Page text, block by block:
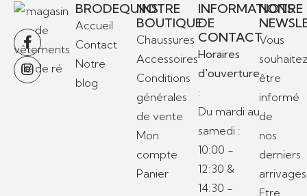
BRODEQUINS
Accueil
Contact
Notre
blog
NOTRE
BOUTIQUE
Chaussures
Accessoires
Conditions
générales
de vente
Mon
compte
Panier
INFORMATIONS
DE
CONTACT
Horaires
d'ouverture
:
Du mardi au
samedi :
10:00 -
12:30 &
14:30 -
NOTRE
Vous
être
informé
de
nos
derniers
Etre